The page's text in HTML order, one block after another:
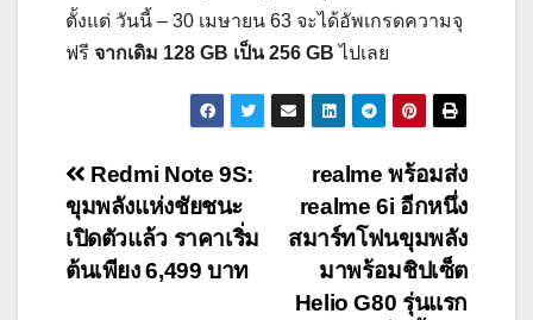
ตั้งแต่ วันนี้ – 30 เมษายน 63 จะได้อัพเกรดความจุ
ฟรี จากเดิม 128 GB เป็น 256 GB ไปเลย
Post
navigation
realme พร้อมส่ง
realme 6i อีกหนึ่ง
สมาร์ทโฟนขุมพลัง
มาพร้อมชิปเซ็ต
Helio G80 รุ่นแรก
Redmi Note 9S:
ขุมพลังแห่งชัยชนะ
เปิดตัวแล้ว ราคาเริ่ม
ต้นเพียง 6,499 บาท